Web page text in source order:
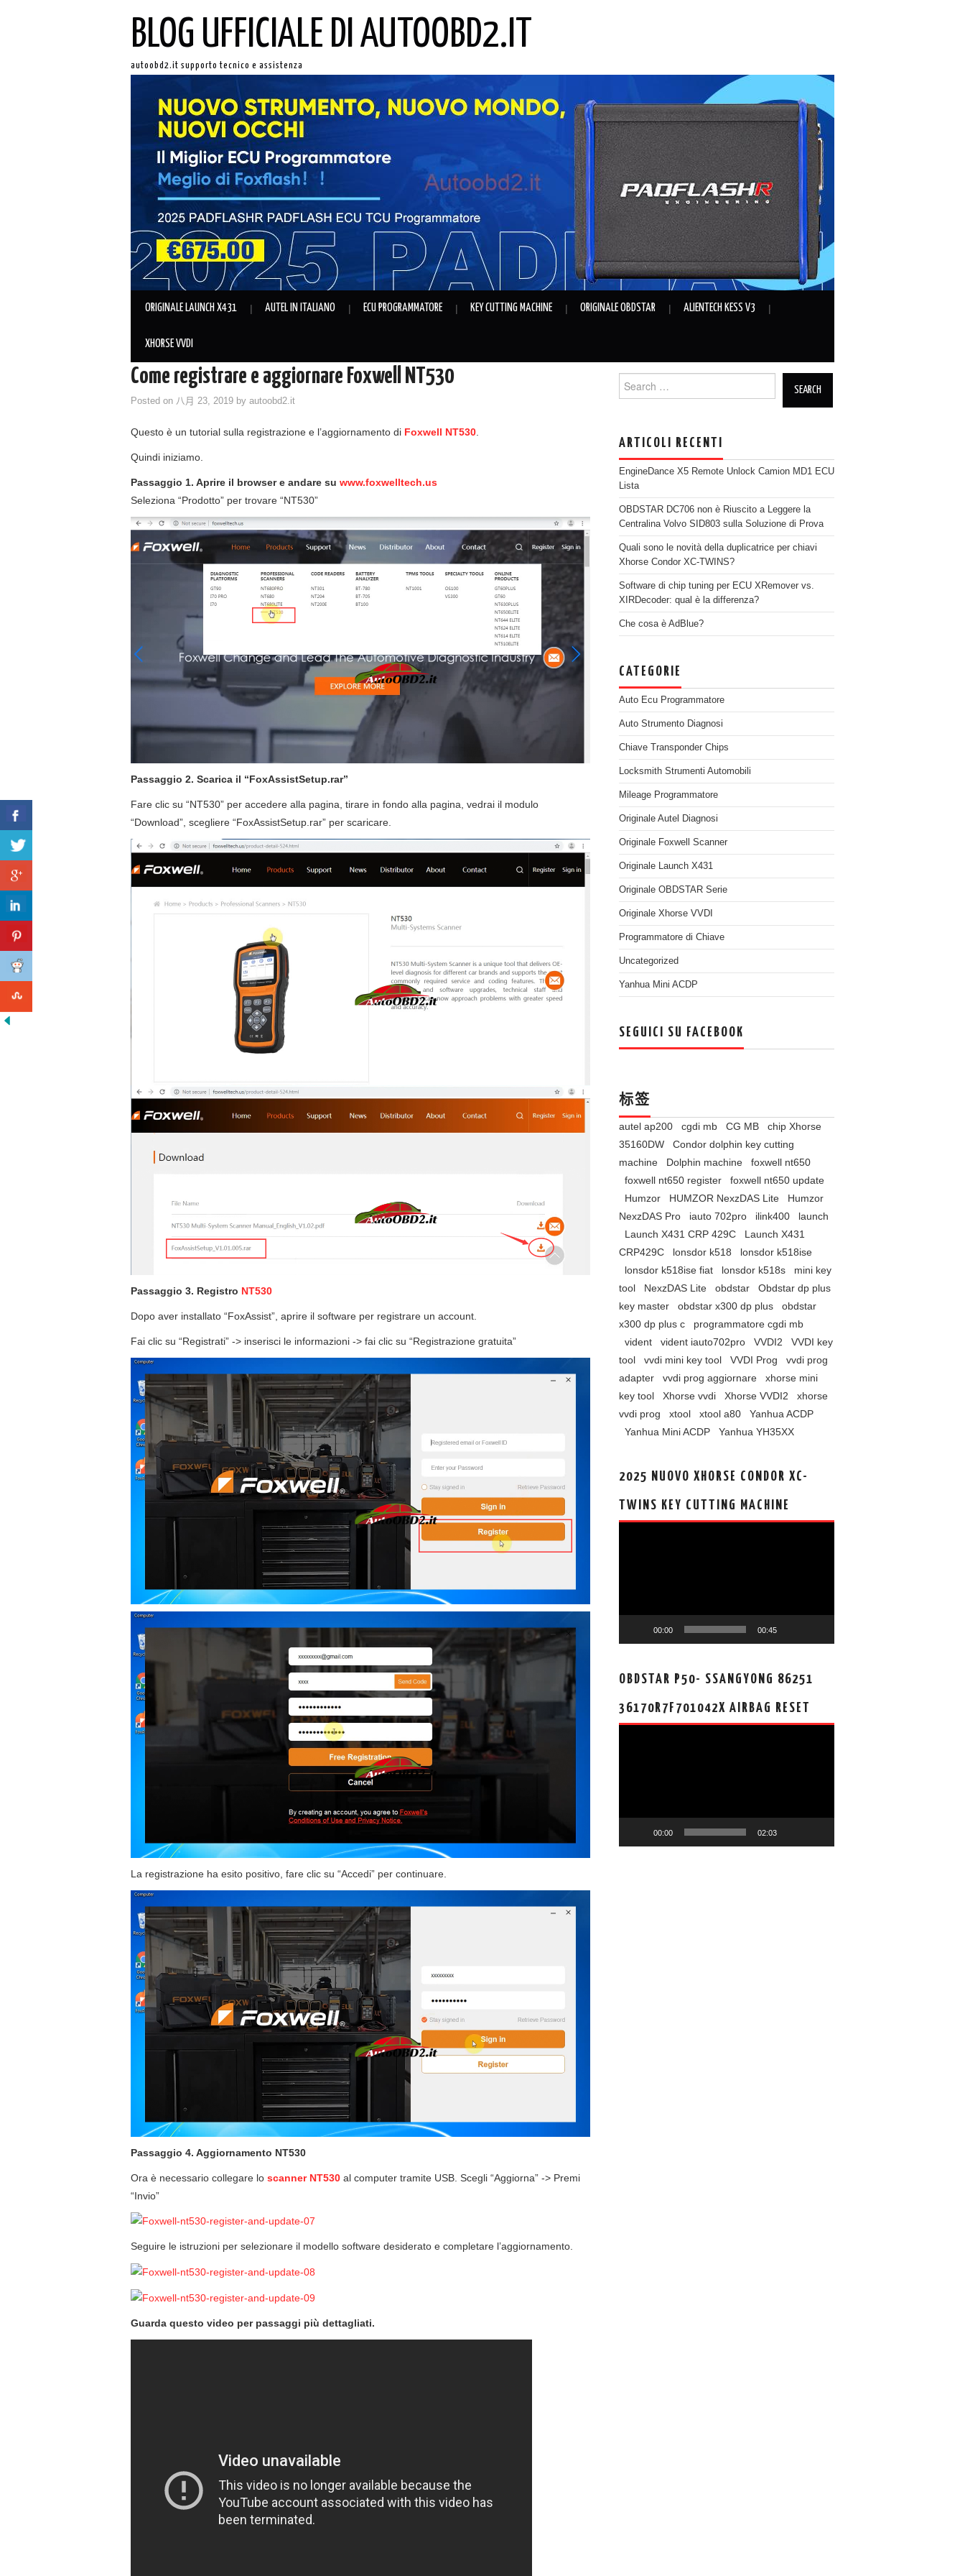
BLOG UFFICIALE DI AUTOOBD2.IT
autoobd2.it supporto tecnico e assistenza
ORIGINALE LAUNCH X431 AUTEL IN ITALIANO ECU PROGRAMMATORE KEY CUTTING MACHINE ORIGINALE OBDSTAR ALIENTECH KESS V3
XHORSE VVDI
Come registrare e aggiornare Foxwell NT530
Posted on 八月 23, 2019 by autoobd2.it
Questo è un tutorial sulla registrazione e l’aggiornamento di Foxwell NT530
Quindi iniziamo.
Passaggio 1. Aprire il browser e andare su www.foxwelltech.us
Seleziona “Prodotto” per trovare “NT530”
Passaggio 2. Scarica il “FoxAssistSetup.rar”
Fare clic su “NT530” per accedere alla pagina, tirare in fondo alla pagina, vedrai il modulo
“Download”, scegliere “FoxAssistSetup.rar” per scaricare.
Passaggio 3. Registro NT530
Dopo aver installato “FoxAssist”, aprire il software per registrare un account.
Fai clic su “Registrati” -> inserisci le informazioni -> fai clic su “Registrazione gratuita”
La registrazione ha esito positivo, fare clic su “Accedi” per continuare.
Passaggio 4. Aggiornamento NT530
Ora è necessario collegare lo scanner NT530 al computer tramite USB. Scegli “Aggiorna” -> Premi
“Invio”
Seguire le istruzioni per selezionare il modello software desiderato e completare l’aggiornamento.
Guarda questo video per passaggi più dettagliati.
Search for:
ARTICOLI RECENTI
EngineDance X5 Remote Unlock Camion MD1 ECU
Lista
OBDSTAR DC706 non è Riuscito a Leggere la
Centralina Volvo SID803 sulla Soluzione di Prova
Quali sono le novità della duplicatrice per chiavi
Xhorse Condor XC-TWINS?
Software di chip tuning per ECU XRemover vs.
XIRDecoder: qual è la differenza?
Che cosa è AdBlue?
CATEGORIE
Auto Ecu Programmatore
Auto Strumento Diagnosi
Chiave Transponder Chips
Locksmith Strumenti Automobili
Mileage Programmatore
Originale Autel Diagnosi
Originale Foxwell Scanner
Originale Launch X431
Originale OBDSTAR Serie
Originale Xhorse VVDI
Programmatore di Chiave
Uncategorized
Yanhua Mini ACDP
SEGUICI SU FACEBOOK
标签
autel ap200 cgdi mb CG MB
chip Xhorse
35160DW
Condor dolphin key cutting
machine
Dolphin machine
foxwell nt650
foxwell nt650 register
foxwell nt650 update
Humzor
HUMZOR NexzDAS Lite
Humzor
NexzDAS Pro
iauto 702pro ilink400
launch
Launch X431 CRP 429C
Launch X431
CRP429C
lonsdor k518
lonsdor k518ise
lonsdor k518ise fiat
lonsdor k518s
mini key
tool
NexzDAS Lite obdstar
Obdstar dp plus
key master
obdstar x300 dp plus
obdstar
x300 dp plus c
programmatore cgdi mb
vident
vident iauto702pro VVDI2
VVDI key
tool
vvdi mini key tool VVDI Prog
vvdi prog
adapter
vvdi prog aggiornare
xhorse mini
key tool
Xhorse vvdi Xhorse VVDI2
xhorse
vvdi prog
xtool xtool a80
Yanhua ACDP
Yanhua Mini ACDP
Yanhua YH35XX
2025 NUOVO XHORSE CONDOR XC-
TWINS KEY CUTTING MACHINE
00:00 00:45
OBDSTAR P50- SSANGYONG 86251
36170R7F701042X AIRBAG RESET
00:00 02:03